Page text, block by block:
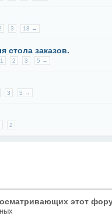
3 18 →
стола заказов.
1 2 3 5 →
3 5 →
2
этот